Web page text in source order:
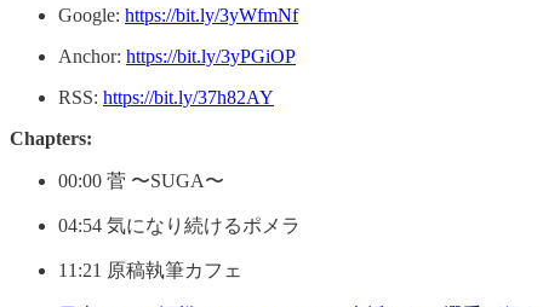
Google: https://bit.ly/3yWfmNf
Anchor: https://bit.ly/3yPGiOP
RSS: https://bit.ly/37h82AY
Chapters:
00:00 菅 〜SUGA〜
04:54 気になり続けるポメラ
11:21 原稿執筆カフェ